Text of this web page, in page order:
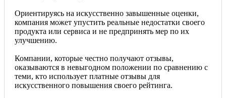
Ориентируясь на искусственно завышенные оценки,
компания может упустить реальные недостатки своего
продукта или сервиса и не предпринять мер по их
улучшению.
Компании, которые честно получают отзывы,
оказываются в невыгодном положении по сравнению с
теми, кто использует платные отзывы для
искусственного повышения своего рейтинга.